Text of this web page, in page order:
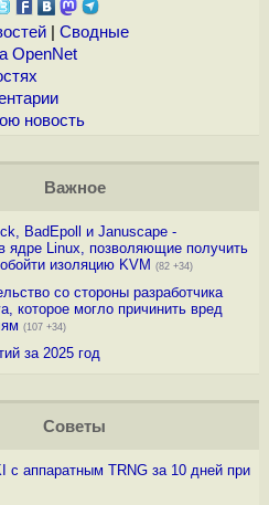
| Сводные
OpenNet
новость
Важное
BadEpoll и Januscape -
ядре Linux, позволяющие получить
изоляцию KVM
(82 +34)
со стороны разработчика
которое могло причинить вред
(107 +34)
за 2025 год
Советы
с аппаратным TRNG за 10 дней при